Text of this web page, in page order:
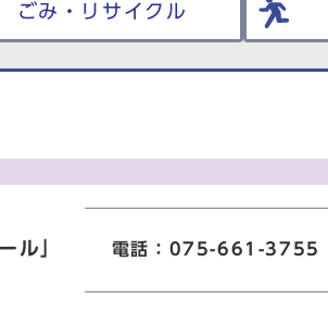
ごみ・リサイクル
ル」 電話：075-661-3755